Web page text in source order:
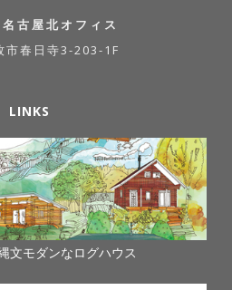
古屋北オフィス
市春日寺3-203-1F
LINKS
文モダンなログハウス